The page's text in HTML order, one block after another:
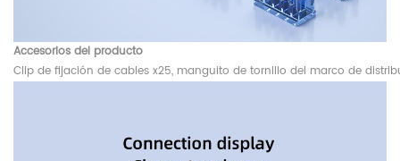
Accesorios del producto
Clip de fijación de cables x25, manguito de tornillo del marco de